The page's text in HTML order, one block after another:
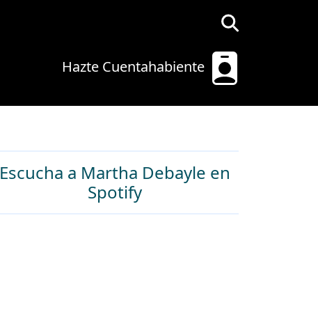
Hazte Cuentahabiente
Escucha a Martha Debayle en
Spotify